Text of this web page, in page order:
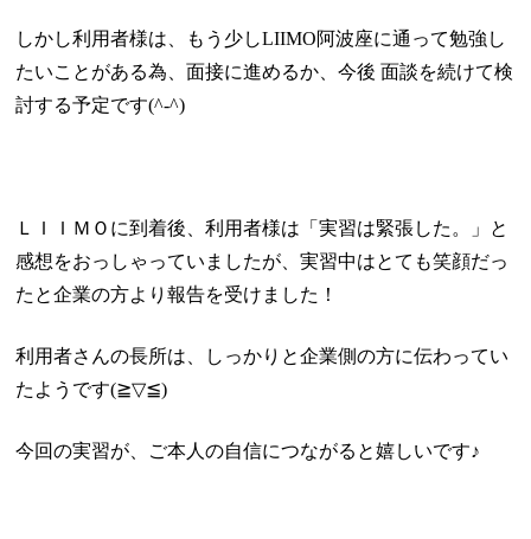
しかし利用者様は、もう少しLIIMO阿波座に通って勉強し
たいことがある為、面接に進めるか、今後 面談を続けて検
討する予定です(^-^)
ＬＩＩＭＯに到着後、利用者様は「実習は緊張した。」と
感想をおっしゃっていましたが、実習中はとても笑顔だっ
たと企業の方より報告を受けました！
利用者さんの長所は、しっかりと企業側の方に伝わってい
たようです(≧▽≦)
今回の実習が、ご本人の自信につながると嬉しいです♪